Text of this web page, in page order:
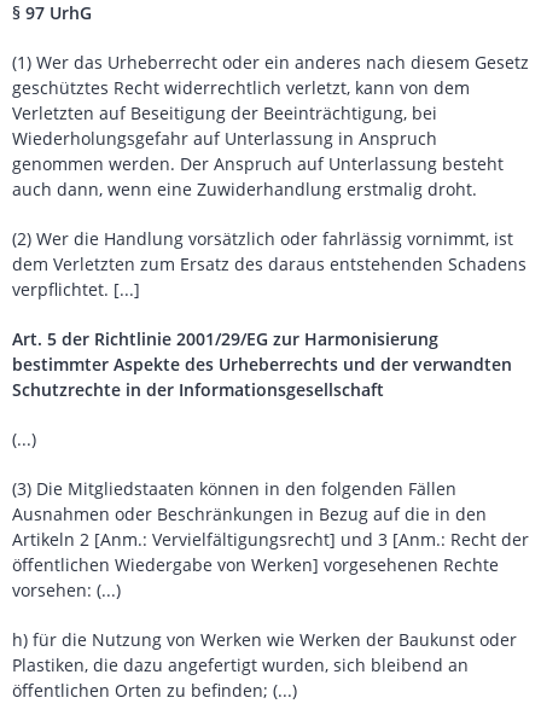
§ 97 UrhG
(1) Wer das Urheberrecht oder ein anderes nach diesem Gesetz
geschütztes Recht widerrechtlich verletzt, kann von dem
Verletzten auf Beseitigung der Beeinträchtigung, bei
Wiederholungsgefahr auf Unterlassung in Anspruch
genommen werden. Der Anspruch auf Unterlassung besteht
auch dann, wenn eine Zuwiderhandlung erstmalig droht.
(2) Wer die Handlung vorsätzlich oder fahrlässig vornimmt, ist
dem Verletzten zum Ersatz des daraus entstehenden Schadens
verpflichtet. [...]
Art. 5 der Richtlinie 2001/29/EG zur Harmonisierung
bestimmter Aspekte des Urheberrechts und der verwandten
Schutzrechte in der Informationsgesellschaft
(...)
(3) Die Mitgliedstaaten können in den folgenden Fällen
Ausnahmen oder Beschränkungen in Bezug auf die in den
Artikeln 2 [Anm.: Vervielfältigungsrecht] und 3 [Anm.: Recht der
öffentlichen Wiedergabe von Werken] vorgesehenen Rechte
vorsehen: (...)
h) für die Nutzung von Werken wie Werken der Baukunst oder
Plastiken, die dazu angefertigt wurden, sich bleibend an
öffentlichen Orten zu befinden; (...)